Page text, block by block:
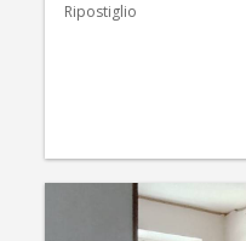
Ripostiglio